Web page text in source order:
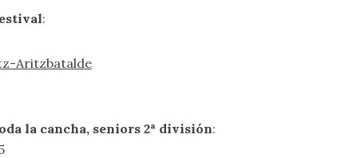
:
Aritzbatalde
la cancha, seniors 2ª división: